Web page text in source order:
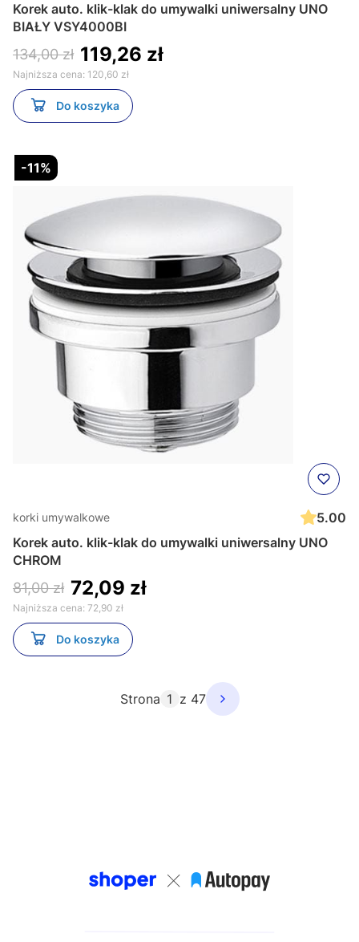
Korek auto. klik-klak do umywalki uniwersalny UNO
BIAŁY VSY4000BI
134,00 zł 119,26 zł
Najniższa cena: 120,60 zł
Do koszyka
-11%
korki umywalkowe
5.00
Korek auto. klik-klak do umywalki uniwersalny UNO
CHROM
81,00 zł 72,09 zł
Najniższa cena: 72,90 zł
Do koszyka
Strona z 47